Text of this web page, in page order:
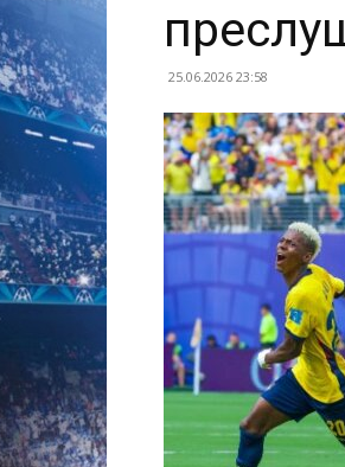
25.06.2026 23:58